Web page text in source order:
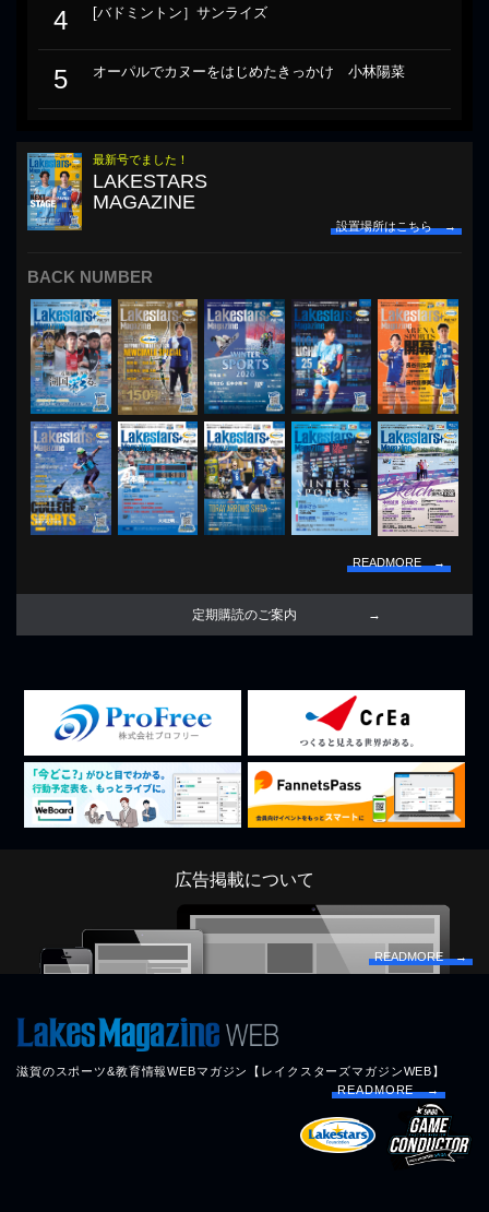
4 [バドミントン］サンライズ
5 オーパルでカヌーをはじめたきっかけ 小林陽菜
最新号でました！
LAKESTARS
MAGAZINE
設置場所はこちら →
BACK NUMBER
READMORE →
定期購読のご案内
広告掲載について
READMORE →
滋賀のスポーツ&教育情報WEBマガジン【レイクスターズマガジンWEB】
READMORE →